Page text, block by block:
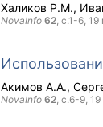
Халиков Р.М.
NovaInfo 62, с.1-6, 19
Акимов А.А.
NovaInfo 62, с.6-9,